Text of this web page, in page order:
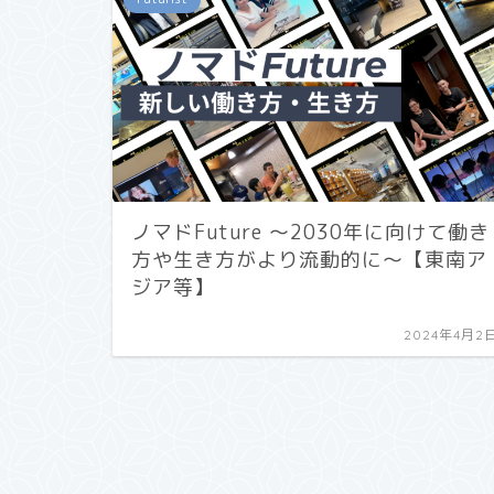
ノマドFuture 〜2030年に向けて働き
方や生き方がより流動的に〜【東南ア
ジア等】
2024年4月2